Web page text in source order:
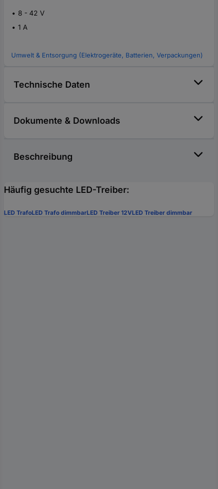
8 - 42 V
1 A
Umwelt & Entsorgung (Elektrogeräte, Batterien, Verpackungen)
Technische Daten
Dokumente & Downloads
Beschreibung
Häufig gesuchte LED-Treiber:
LED TrafoLED Trafo dimmbarLED Treiber 12VLED Treiber dimmbar